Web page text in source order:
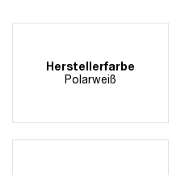
Herstellerfarbe
Polarweiß